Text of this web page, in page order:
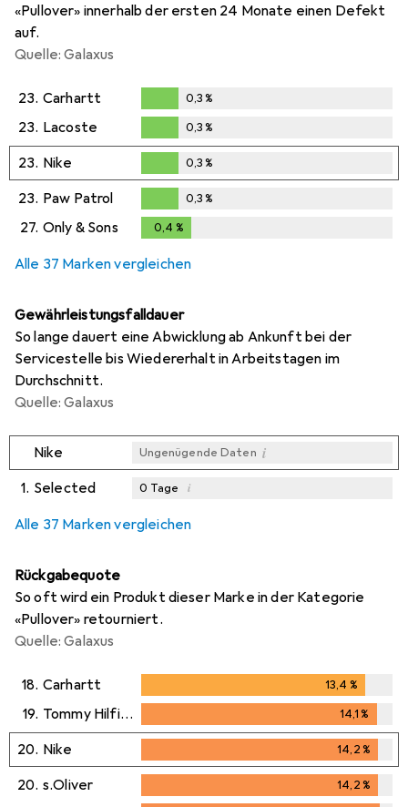
«Pullover» innerhalb der ersten 24 Monate einen Defekt
auf.
Quelle: Galaxus
23. Carhartt
0,3%
0,3%
23. Lacoste
0,3%
0,3%
23. Nike
0,3%
0,3%
23. Paw Patrol
0,3%
0,3%
27. Only & Sons 0,4 %
Alle 37 Marken vergleichen
Gewährleistungsfalldauer
So lange dauert eine Abwicklung ab Ankunft bei der
Servicestelle bis Wiedererhalt in Arbeitstagen im
Durchschnitt.
Quelle: Galaxus
Nike Ungenügende Daten i
1. Selected 0 Tage i
Alle 37 Marken vergleichen
Rückgabequote
So oft wird ein Produkt dieser Marke in der Kategorie
«Pullover» retourniert.
Quelle: Galaxus
18. Carhartt 13,4 %
13,4%
19. Tommy Hilfiger 14,1%
14,1%
20. Nike 14,2%
14,2%
20. s.Oliver 14,2%